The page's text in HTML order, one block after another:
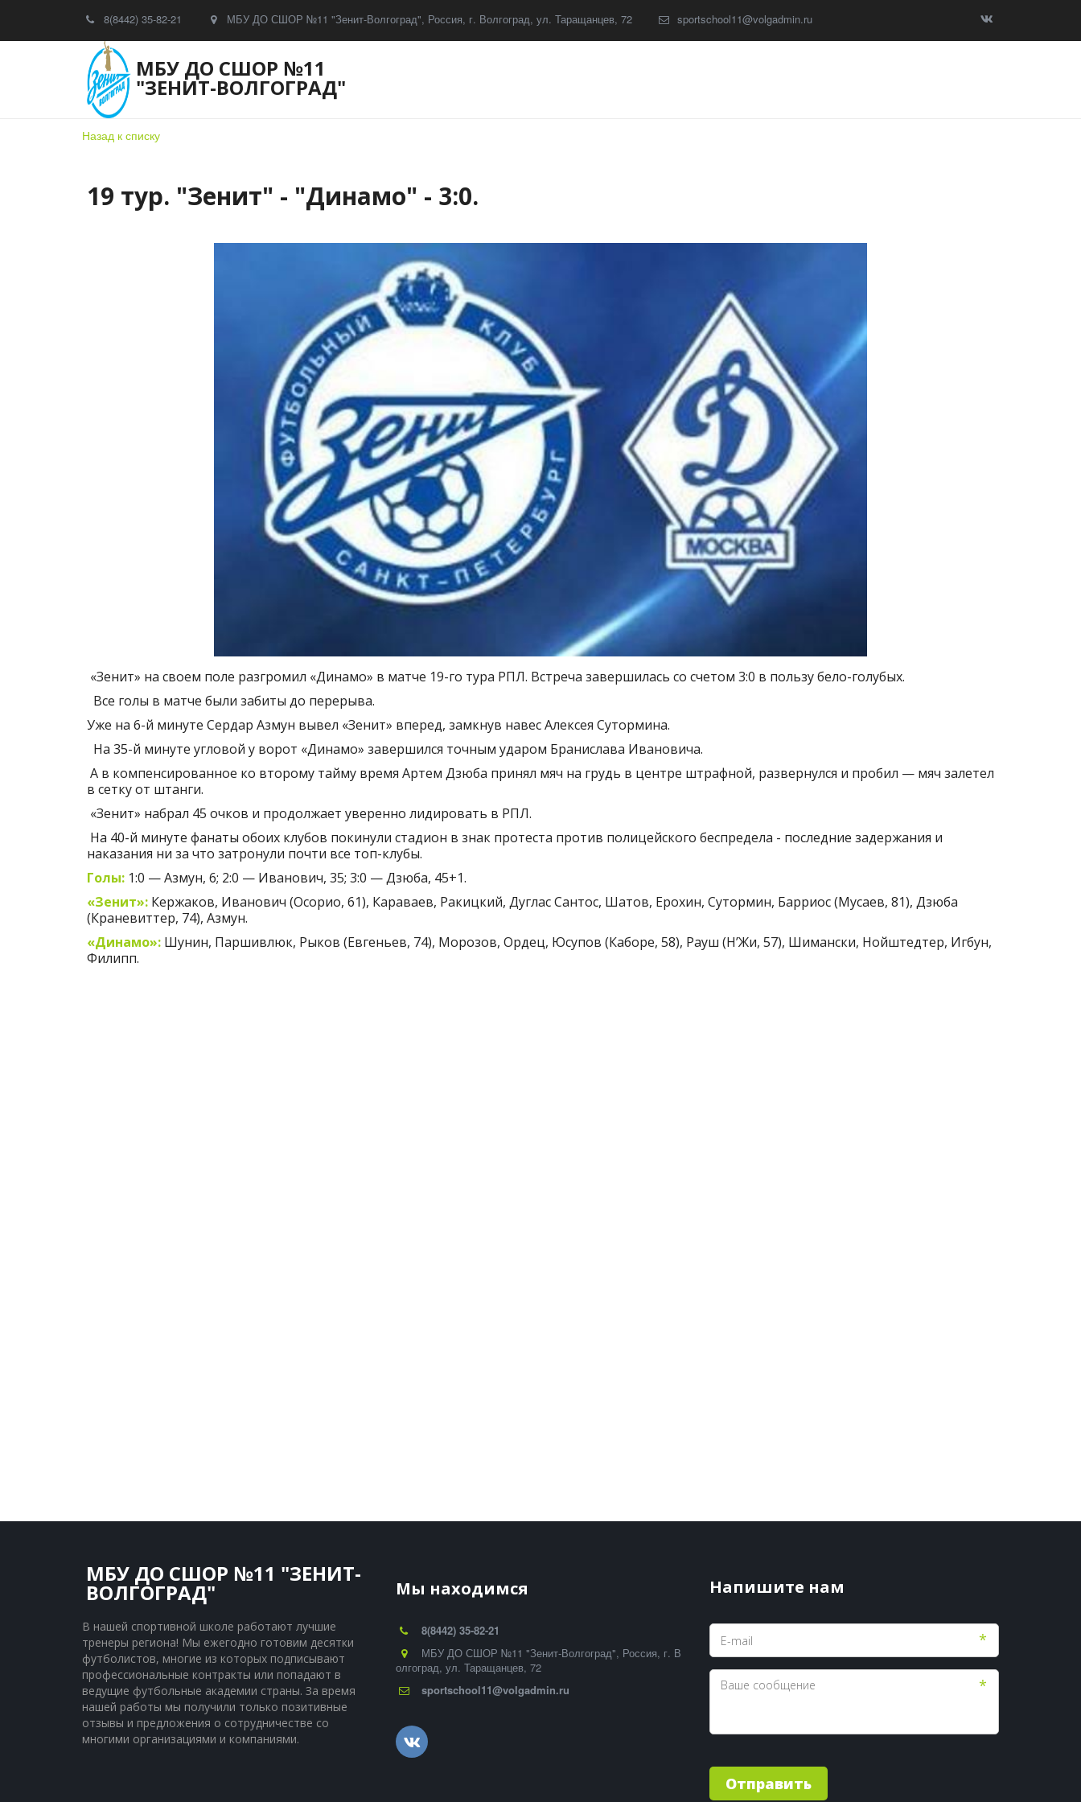
8(8442) 35-82-21 МБУ ДО СШОР №11 "Зенит-Волгоград", Россия, г. Волгоград, ул. Таращанцев, 72 sportschool11@volgadmin.ru
МБУ ДО СШОР №11
"ЗЕНИТ-ВОЛГОГРАД"
Назад к списку
19 тур. "Зенит" - "Динамо" - 3:0.
«Зенит» на своем поле разгромил «Динамо» в матче 19-го тура РПЛ. Встреча завершилась со счетом 3:0 в пользу бело-голубых.
Все голы в матче были забиты до перерыва.
Уже на 6-й минуте Сердар Азмун вывел «Зенит» вперед, замкнув навес Алексея Сутормина.
На 35-й минуте угловой у ворот «Динамо» завершился точным ударом Бранислава Ивановича.
А в компенсированное ко второму тайму время Артем Дзюба принял мяч на грудь в центре штрафной, развернулся и пробил — мяч залетел
в сетку от штанги.
«Зенит» набрал 45 очков и продолжает уверенно лидировать в РПЛ.
На 40-й минуте фанаты обоих клубов покинули стадион в знак протеста против полицейского беспредела - последние задержания и
наказания ни за что затронули почти все топ-клубы.
Голы: 1:0 — Азмун, 6; 2:0 — Иванович, 35; 3:0 — Дзюба, 45+1.
«Зенит»: Кержаков, Иванович (Осорио, 61), Караваев, Ракицкий, Дуглас Сантос, Шатов, Ерохин, Сутормин, Барриос (Мусаев, 81), Дзюба
(Краневиттер, 74), Азмун.
«Динамо»: Шунин, Паршивлюк, Рыков (Евгеньев, 74), Морозов, Ордец, Юсупов (Каборе, 58), Рауш (Н’Жи, 57), Шимански, Нойштедтер, Игбун,
Филипп.
МБУ ДО СШОР №11 "ЗЕНИТ-
ВОЛГОГРАД"
В нашей спортивной школе работают лучшие
тренеры региона! Мы ежегодно готовим десятки
футболистов, многие из которых подписывают
профессиональные контракты или попадают в
ведущие футбольные академии страны. За время
нашей работы мы получили только позитивные
отзывы и предложения о сотрудничестве со
многими организациями и компаниями.
Мы находимся
8(8442) 35-82-21
МБУ ДО СШОР №11 "Зенит-Волгоград", Россия, г. В
олгоград, ул. Таращанцев, 72
sportschool11@volgadmin.ru
Напишите нам
*
*
Отправить